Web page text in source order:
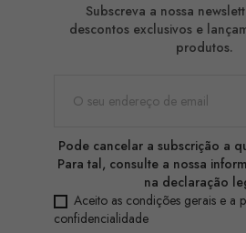
Subscreva a nossa
descontos exclusivos e
produtos.
Pode cancelar a subscrição a
Para tal, consulte a nossa
na declaração
Aceito as condições gerais e a
confidencialidade